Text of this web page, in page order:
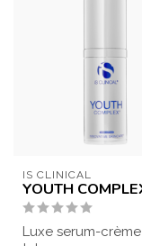
IS CLINICAL
YOUTH
Luxe serum-